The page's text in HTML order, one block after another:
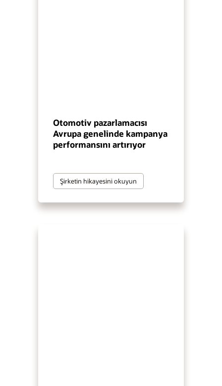
Otomotiv pazarlamacısı
Avrupa genelinde kampanya
performansını artırıyor
Şirketin hikayesini okuyun